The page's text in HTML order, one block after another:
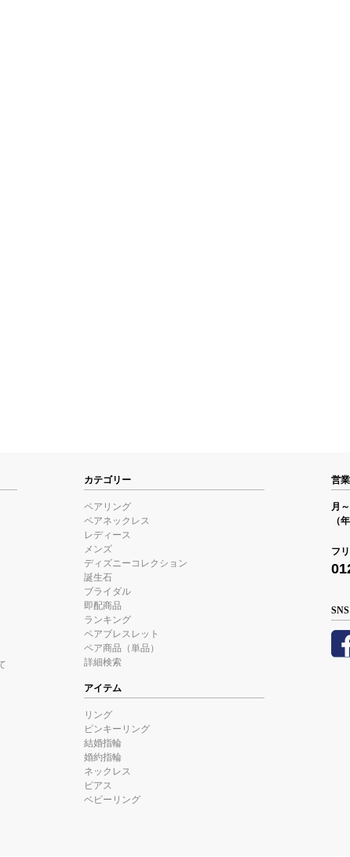
カテゴリー
ペアリング
ペアネックレス
レディース
メンズ
ディズニーコレクション
誕生石
ブライダル
即配商品
ランキング
ペアブレスレット
ペア商品（単品）
詳細検索
アイテム
リング
ピンキーリング
結婚指輪
婚約指輪
ネックレス
ピアス
ベビーリング
営
月
（
フ
SNS